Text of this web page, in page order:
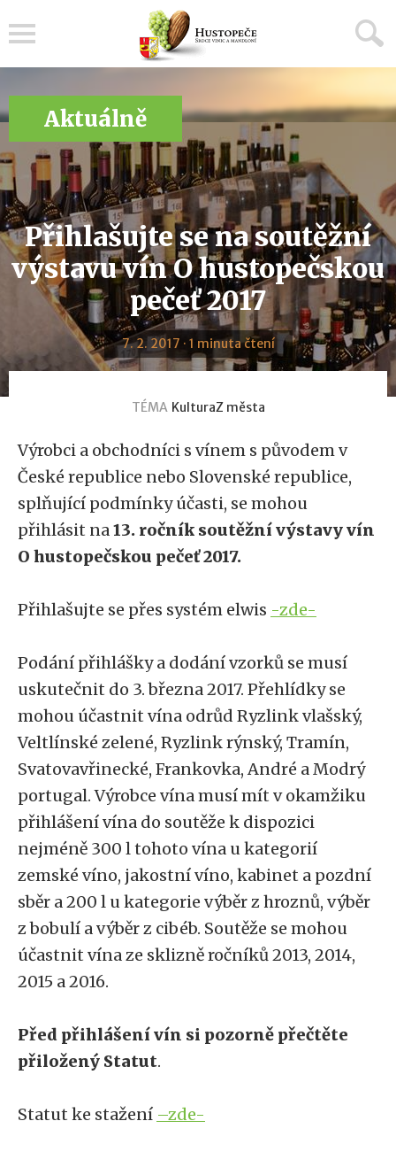
Aktuálně
Přihlašujte se na soutěžní
výstavu vín O hustopečskou
pečeť 2017
7. 2. 2017 · 1 minuta čtení
TÉMA KulturaZ města
Výrobci a obchodníci s vínem s původem v
České republice nebo Slovenské republice,
splňující podmínky účasti, se mohou
přihlásit na13. ročník soutěžní výstavy vín
O hustopečskou pečeť 2017.
Přihlašujte se přes systém elwis -zde-
Podání přihlášky a dodání vzorků se musí
uskutečnit do 3. března 2017. Přehlídky se
mohou účastnit vína odrůd Ryzlink vlašský,
Veltlínské zelené, Ryzlink rýnský, Tramín,
Svatovavřinecké, Frankovka, André a Modrý
portugal. Výrobce vína musí mít v okamžiku
přihlášení vína do soutěže k dispozici
nejméně 300 l tohoto vína u kategorií
zemské víno, jakostní víno, kabinet a pozdní
sběr a 200 l u kategorie výběr z hroznů, výběr
z bobulí a výběr z cibéb. Soutěže se mohou
účastnit vína ze sklizně ročníků 2013, 2014,
2015 a 2016.
Před přihlášení vín si pozorně přečtěte
přiložený Statut.
Statut ke stažení –zde-